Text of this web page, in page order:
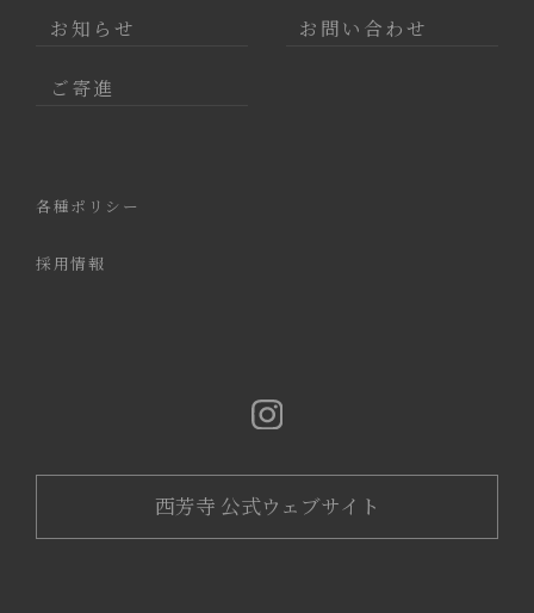
お知らせ お問い合わせ
ご寄進
各種ポリシー
採用情報
西芳寺 公式ウェブサイト